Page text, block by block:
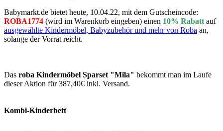
Babymarkt.de bietet heute, 10.04.22, mit dem Gutscheincode:
ROBA1774 (wird im Warenkorb eingeben) einen 10% Rabatt auf
ausgewählte Kindermöbel, Babyzubehör und mehr von Roba an,
solange der Vorrat reicht.
Das roba Kindermöbel Sparset "Mila" bekommt man im Laufe
dieser Aktion für 387,40€ inkl. Versand.
Kombi-Kinderbett